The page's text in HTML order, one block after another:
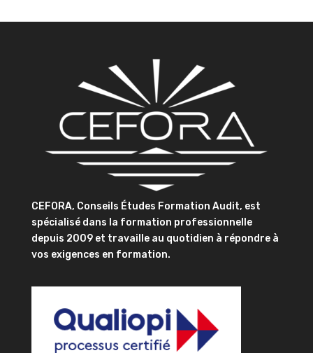
CEFORA, Conseils Études Formation Audit, est
spécialisé dans la formation professionnelle
depuis 2009 et travaille au quotidien à répondre à
vos exigences en formation.